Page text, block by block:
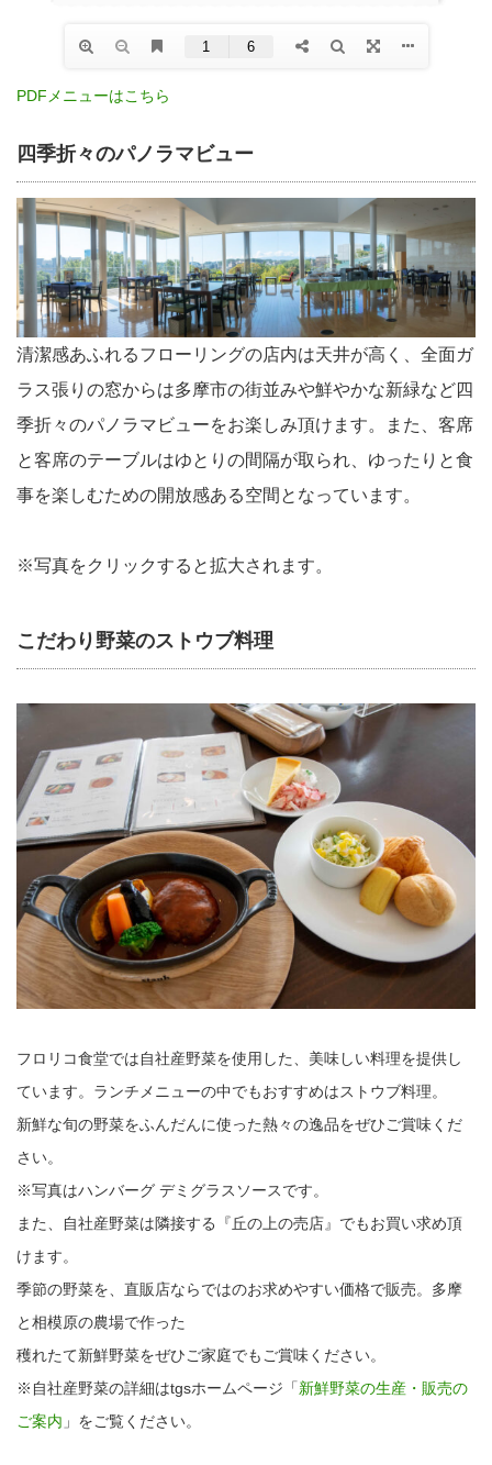
PDFメニューはこちら
四季折々のパノラマビュー
清潔感あふれるフローリングの店内は天井が高く、全面ガ
ラス張りの窓からは多摩市の街並みや鮮やかな新緑など四
季折々のパノラマビューをお楽しみ頂けます。また、客席
と客席のテーブルはゆとりの間隔が取られ、ゆったりと食
事を楽しむための開放感ある空間となっています。
※写真をクリックすると拡大されます。
こだわり野菜のストウブ料理
フロリコ食堂では自社産野菜を使用した、美味しい料理を提供し
ています。ランチメニューの中でもおすすめはストウブ料理。
新鮮な旬の野菜をふんだんに使った熱々の逸品をぜひご賞味くだ
さい。
※写真はハンバーグ デミグラスソースです。
また、自社産野菜は隣接する『丘の上の売店』でもお買い求め頂
けます。
季節の野菜を、直販店ならではのお求めやすい価格で販売。多摩
と相模原の農場で作った
穫れたて新鮮野菜をぜひご家庭でもご賞味ください。
※自社産野菜の詳細はtgsホームページ「新鮮野菜の生産・販売の
ご案内 」をご覧ください。